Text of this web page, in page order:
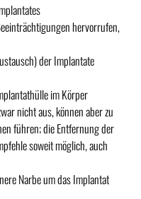
hervorrufen,
der Implantate
im Körper
nicht aus, können aber zu
führen; die Entfernung der
soweit möglich, auch
Narbe um das Implantat